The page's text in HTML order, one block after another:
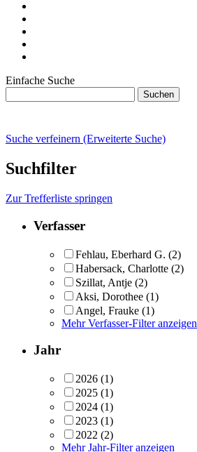
Einfache Suche
Suche verfeinern (Erweiterte Suche)
Suchfilter
Zur Trefferliste springen
Verfasser
Fehlau, Eberhard G. (2)
Habersack, Charlotte (2)
Szillat, Antje (2)
Aksi, Dorothee (1)
Angel, Frauke (1)
Mehr Verfasser-Filter anzeigen
Jahr
2026 (1)
2025 (1)
2024 (1)
2023 (1)
2022 (2)
Mehr Jahr-Filter anzeigen